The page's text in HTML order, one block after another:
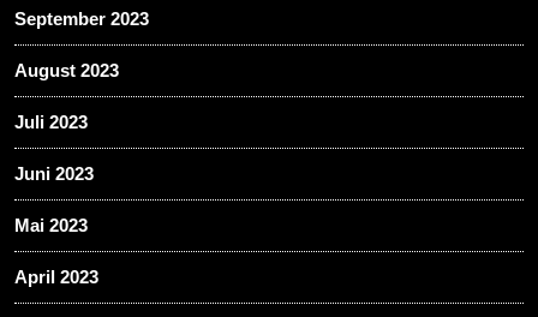
September 2023
August 2023
Juli 2023
Juni 2023
Mai 2023
April 2023